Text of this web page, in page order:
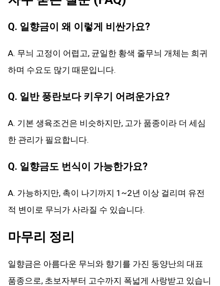
Q. 일향금이 왜 이렇게 비싼가요?
A. 무늬 고정이 어렵고, 균일한 황색 줄무늬 개체는 희귀
하며 수요도 많기 때문입니다.
Q. 일반 풍란보다 키우기 어려운가요?
A. 기본 생육조건은 비슷하지만, 고가 품종이라 더 세심
한 관리가 필요합니다.
Q. 일향금도 번식이 가능한가요?
A. 가능하지만, 촉이 나기까지 1~2년 이상 걸리며 유전
적 변이로 무늬가 사라질 수 있습니다.
마무리 정리
일향금은 아름다운 무늬와 향기를 가진 동양난의 대표
품종으로, 초보자부터 고수까지 폭넓게 사랑받고 있습니